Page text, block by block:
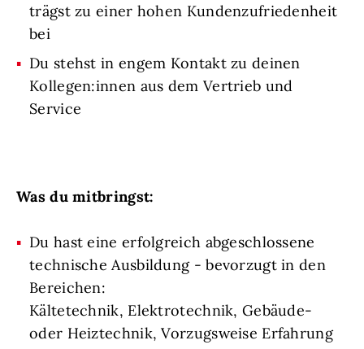
trägst zu einer hohen Kundenzufriedenheit
bei
Du stehst in engem Kontakt zu deinen
Kollegen:innen aus dem Vertrieb und
Service
Was du mitbringst:
Du hast eine erfolgreich abgeschlossene
technische Ausbildung - bevorzugt in den
Bereichen:
Kältetechnik, Elektrotechnik, Gebäude-
oder Heiztechnik, Vorzugsweise Erfahrung